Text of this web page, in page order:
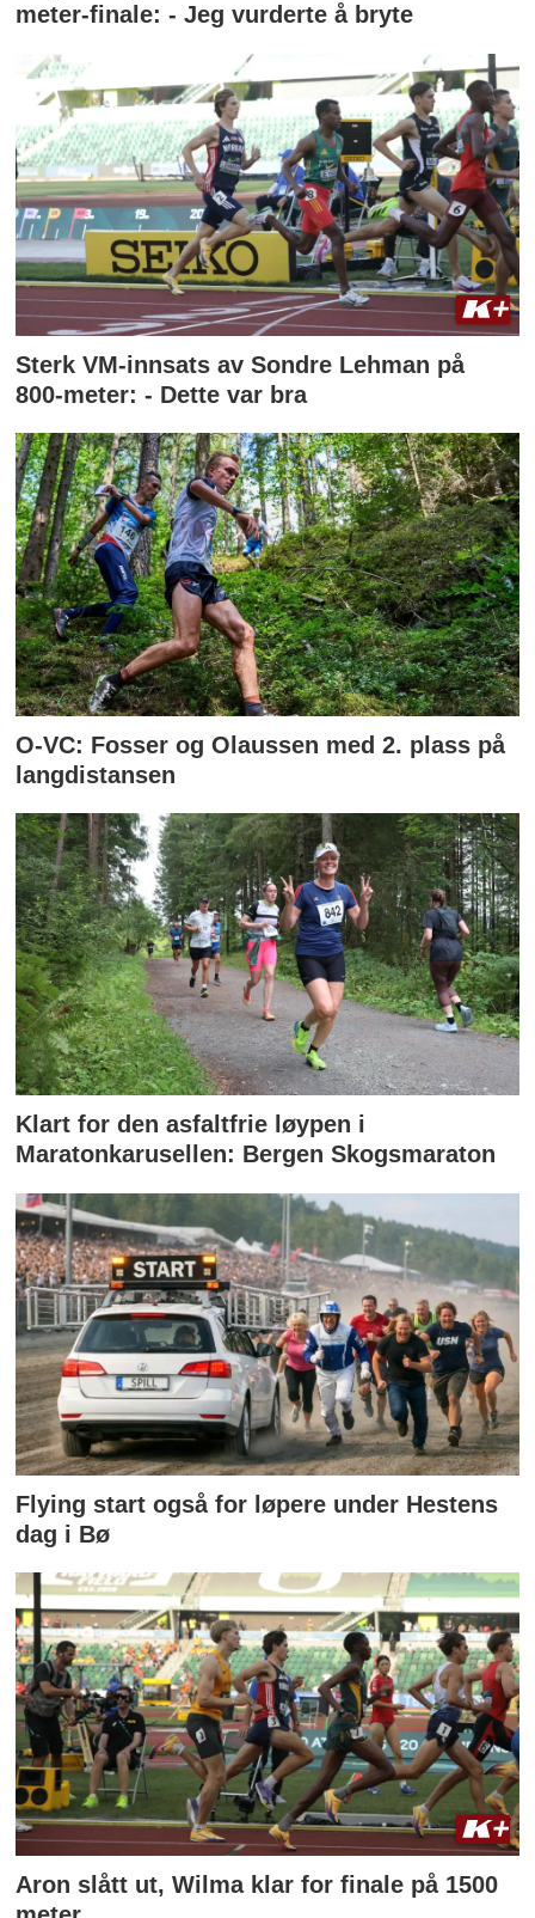
meter-finale: - Jeg vurderte å bryte
Sterk VM-innsats av Sondre Lehman på
800-meter: - Dette var bra
O-VC: Fosser og Olaussen med 2. plass på
langdistansen
Klart for den asfaltfrie løypen i
Maratonkarusellen: Bergen Skogsmaraton
Flying start også for løpere under Hestens
dag i Bø
Aron slått ut, Wilma klar for finale på 1500